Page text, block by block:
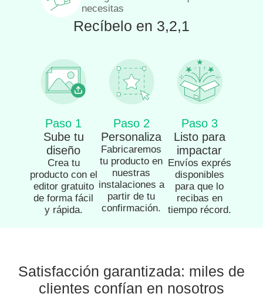
necesitas
Recíbelo en 3,2,1
Paso 1
Sube tu
diseño
Crea tu
producto con el
editor gratuito
de forma fácil
y rápida.
Paso 2
Personaliza
Fabricaremos
tu producto en
nuestras
instalaciones a
partir de tu
confirmación.
Paso 3
Listo para
impactar
Envíos exprés
disponibles
para que lo
recibas en
tiempo récord.
Satisfacción garantizada: miles de
clientes confían en nosotros